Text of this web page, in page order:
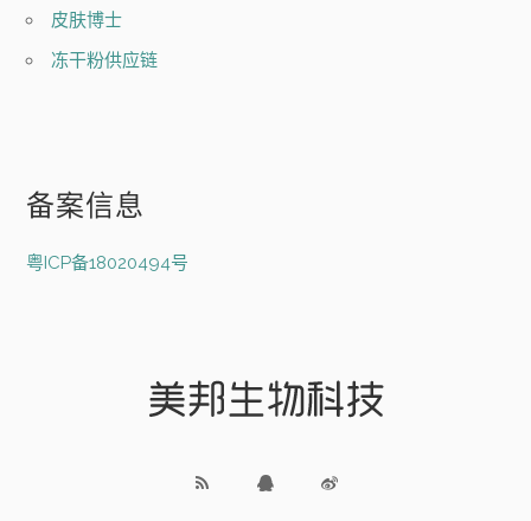
皮肤博士
冻干粉供应链
备案信息
粤ICP备18020494号